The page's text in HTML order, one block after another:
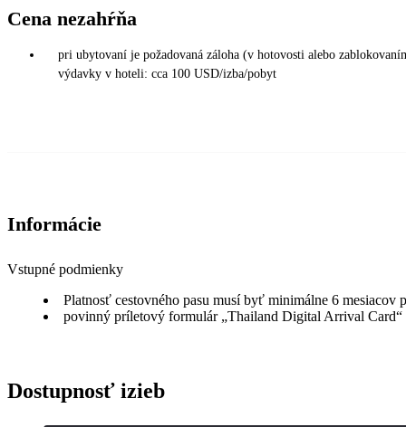
Cena nezahŕňa
pri ubytovaní je požadovaná záloha (v hotovosti alebo
výdavky v hoteli: cca 100 USD/izba/pobyt
Informácie
Vstupné podmienky
Platnosť cestovného pasu musí byť minimálne 6 mesiacov
povinný príletový formulár „Thailand Digital Arrival Card“
Dostupnosť izieb